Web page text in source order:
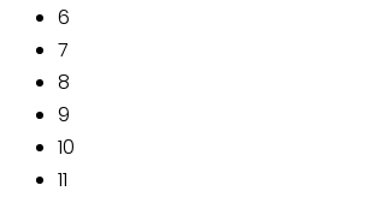
6
7
8
9
10
11